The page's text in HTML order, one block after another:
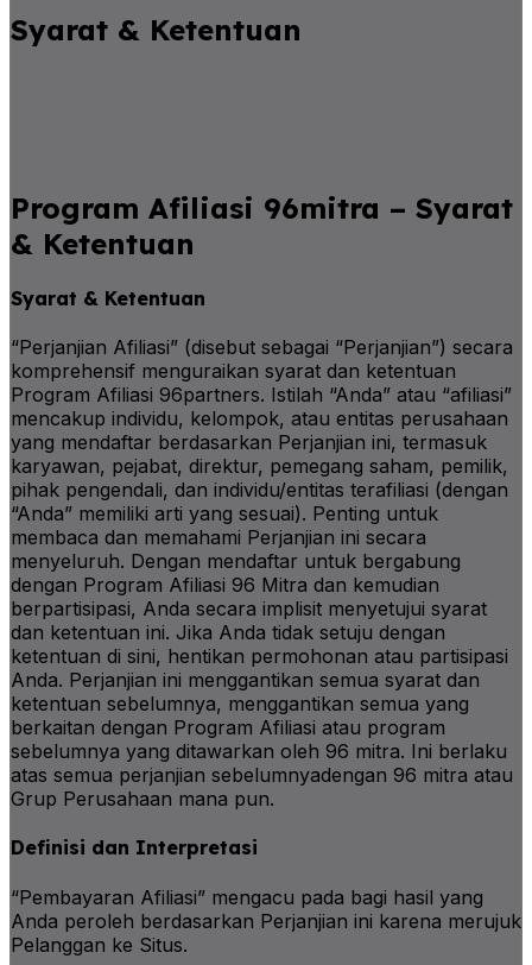
Syarat & Ketentuan
Program Afiliasi 96mitra – Syarat
& Ketentuan
Syarat & Ketentuan
“Perjanjian Afiliasi” (disebut sebagai “Perjanjian”) secara
komprehensif menguraikan syarat dan ketentuan
Program Afiliasi 96partners. Istilah “Anda” atau “afiliasi”
mencakup individu, kelompok, atau entitas perusahaan
yang mendaftar berdasarkan Perjanjian ini, termasuk
karyawan, pejabat, direktur, pemegang saham, pemilik,
pihak pengendali, dan individu/entitas terafiliasi (dengan
“Anda” memiliki arti yang sesuai). Penting untuk
membaca dan memahami Perjanjian ini secara
menyeluruh. Dengan mendaftar untuk bergabung
dengan Program Afiliasi 96 Mitra dan kemudian
berpartisipasi, Anda secara implisit menyetujui syarat
dan ketentuan ini. Jika Anda tidak setuju dengan
ketentuan di sini, hentikan permohonan atau partisipasi
Anda. Perjanjian ini menggantikan semua syarat dan
ketentuan sebelumnya, menggantikan semua yang
berkaitan dengan Program Afiliasi atau program
sebelumnya yang ditawarkan oleh 96 mitra. Ini berlaku
atas semua perjanjian sebelumnyadengan 96 mitra atau
Grup Perusahaan mana pun.
Definisi dan Interpretasi
“Pembayaran Afiliasi” mengacu pada bagi hasil yang
Anda peroleh berdasarkan Perjanjian ini karena merujuk
Pelanggan ke Situs.